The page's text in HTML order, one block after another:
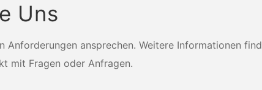
Uns
ansprechen. Weitere Informationen
mit Fragen oder Anfragen.